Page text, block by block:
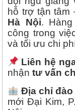
hỗ trợ tận tâm
Hà Nội.
công trong
và tối ưu chi
Liên hệ
nhậntư vấn
Địa chỉ đào
mới Đại Kim,